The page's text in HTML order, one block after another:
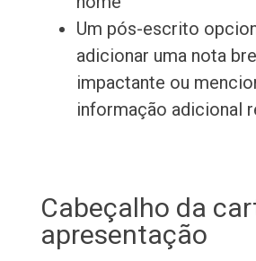
Um pós-escrito
adicionar uma nota
impactante ou
informação adicional
Cabeçalho da
apresentação